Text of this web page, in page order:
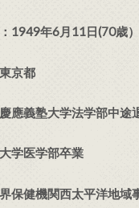
1949年6月11日(70歳）
京都
應義塾大学法学部中途
学医学部卒業
保健機関西太平洋地域